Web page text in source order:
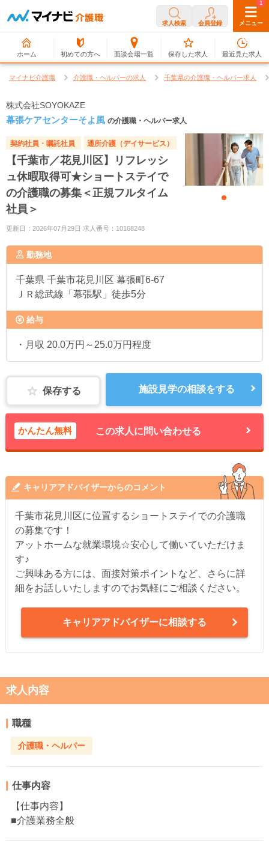
求人検索 会員登録 メニュー
ホーム 初めての方へ 面談会場一覧
0
保存した求人
1
最近見た求人
マイナビ介護職 介護職・ヘルパーの求人 千葉県の介護職・ヘルパー求人
株式会社SOYOKAZE
幕張ケアセンターそよ風 の介護職・ヘルパー求人
契約社員・嘱託社員 通所介護（デイサービス）
【千葉市／花見川区】リフレッシ
ュ休暇取得可★ショートステイで
の介護職の募集＜正規フルタイム
社員＞
更新日：2026年07月29日 求人番号：10168248
勤務地
千葉県 千葉市花見川区 幕張町6-67
ＪＲ総武線「幕張駅」徒歩5分
給与
・月収 20.0万円～25.0万円程度
保存する 施設見学の相談をする
かんたん無料 この求人に問い合わせる
キャリアアドバイザーからのコメント
千葉市花見川区に位置するショートステイでの介護職
の募集です！
アットホームな就業環境☆安心して働いていただけま
す♪
ご興味ある方には、面接対策ポイントなど、さらに詳
細をお話しいたしますのでお気軽にご相談ください。
キャリアアドバイザーに相談する
求人内容
職種
介護職・ヘルパー
仕事内容
【仕事内容】
■介護業務全般